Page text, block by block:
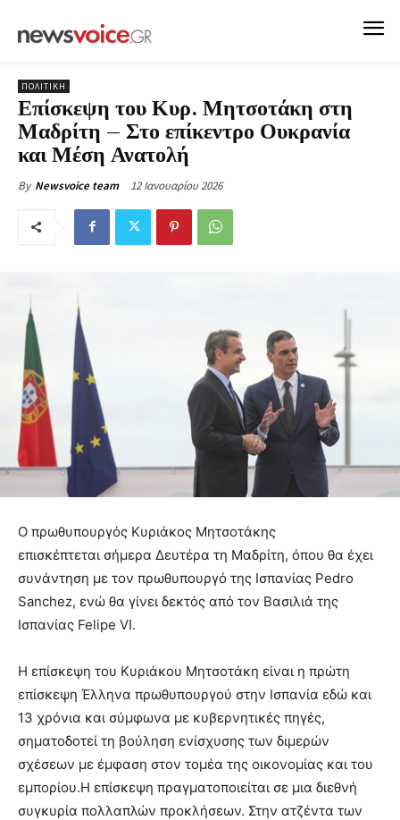
ΠΟΛΙΤΙΚΗ
Επίσκεψη του Κυρ. Μητσοτάκη στη
Μαδρίτη – Στο επίκεντρο Ουκρανία
και Μέση Ανατολή
By Newsvoice team 12 Ιανουαρίου 2026
Ο πρωθυπουργός Κυριάκος Μητσοτάκης
επισκέπτεται σήμερα Δευτέρα τη Μαδρίτη, όπου θα έχει
συνάντηση με τον πρωθυπουργό της Ισπανίας Pedro
Sanchez, ενώ θα γίνει δεκτός από τον Βασιλιά της
Ισπανίας Felipe VI.
Η επίσκεψη του Κυριάκου Μητσοτάκη είναι η πρώτη
επίσκεψη Έλληνα πρωθυπουργού στην Ισπανία εδώ και
13 χρόνια και σύμφωνα με κυβερνητικές πηγές,
σηματοδοτεί τη βούληση ενίσχυσης των διμερών
σχέσεων με έμφαση στον τομέα της οικονομίας και του
εμπορίου.Η επίσκεψη πραγματοποιείται σε μια διεθνή
συγκυρία πολλαπλών προκλήσεων. Στην ατζέντα των